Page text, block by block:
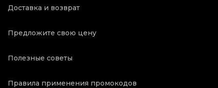
Доставка и возврат
Предложите свою цену
Полезные советы
Правила применения промокодов